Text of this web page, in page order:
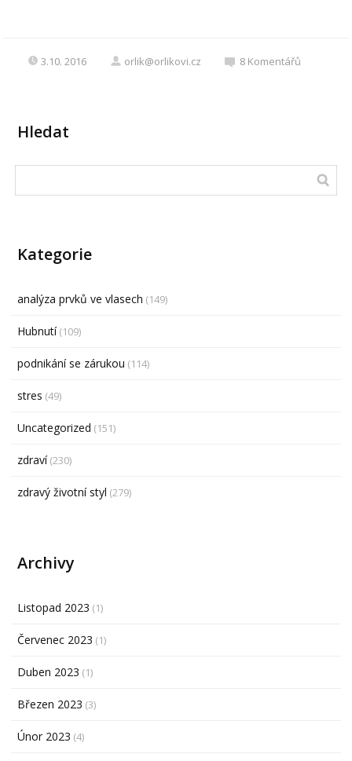
3.10. 2016 orlik@orlikovi.cz 8 Komentářů
Hledat
Kategorie
analýza prvků ve vlasech (149)
Hubnutí(109)
podnikání se zárukou (114)
stres (49)
Uncategorized (151)
zdraví(230)
zdravý životní styl (279)
Archivy
Listopad 2023 (1)
Červenec 2023 (1)
Duben 2023 (1)
Březen 2023 (3)
Únor 2023 (4)